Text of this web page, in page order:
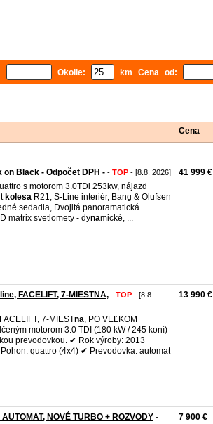
Okolie: km Cena od:
Cena
on Black - Odpočet DPH - - TOP - [8.8. 2026]
s motorom 3.0TDi 253kw, nájazd
kolesa R21, S-Line interiér, Bang & Olufsen
sedadla, Dvojitá panoramatická
matrix svetlomety - dynamické, ...
41 999 €
FACELIFT, 7-MIESTNA, - TOP - [8.8.
7-MIESTna, PO VEĽKOM
motorom 3.0 TDI (180 kW / 245 koní)
prevodovkou. ✔ Rok výroby: 2013
quattro (4x4) ✔ Prevodovka: automat
13 990 €
NOVÉ TURBO + ROZVODY -
7 900 €